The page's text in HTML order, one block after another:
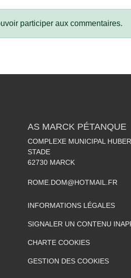
participer aux commentaires.
AS MARCK PÉTANQUE
COMPLEXE MUNICIPAL
STADE
62730 MARCK
ROME.DOM@HOTMAIL.FR
INFORMATIONS LÉGALES
SIGNALER UN CONTENU
CHARTE COOKIES
GESTION DES COOKIES